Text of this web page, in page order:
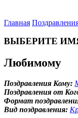
Главная
ВЫБЕРИТЕ
Любимому
Поздравления Кому:
Поздравления от
Формат
Вид поздравления: